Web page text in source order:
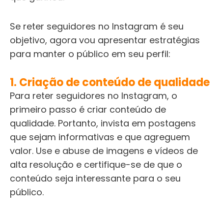
Se reter seguidores no Instagram é seu
objetivo, agora vou apresentar estratégias
para manter o público em seu perfil:
1. Criação de conteúdo de qualidade
Para reter seguidores no Instagram, o
primeiro passo é criar conteúdo de
qualidade. Portanto, invista em postagens
que sejam informativas e que agreguem
valor. Use e abuse de imagens e vídeos de
alta resolução e certifique-se de que o
conteúdo seja interessante para o seu
público.